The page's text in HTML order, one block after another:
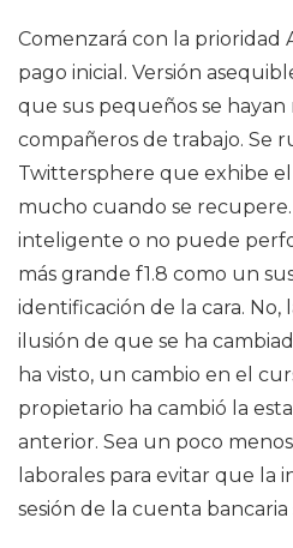
Comenzará con la prioridad
pago inicial. Versión
que sus pequeños se
compañeros de trabajo. Se
Twittersphere que exhibe
mucho cuando se
inteligente o no puede
más grande f1.8 como un
identificación de la cara. No,
ilusión de que se ha
ha visto, un cambio en el
propietario ha cambió la
anterior. Sea un poco
laborales para evitar que la
sesión de la cuenta bancaria